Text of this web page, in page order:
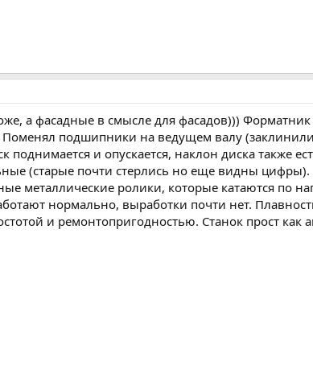
а фасадные в смысле для фасадов)))
Поменял подшипники на ведущем валу
и опускается, наклон диска также
(старые почти стерлись но еще видны
металлические ролики, которые катаются по
нормально, выработки почти нет.
и ремонтопригодностью. Станок прост